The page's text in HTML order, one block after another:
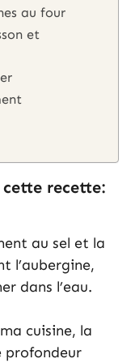
au four
et
recette:
au sel et la
l’aubergine,
dans l’eau.
cuisine, la
profondeur